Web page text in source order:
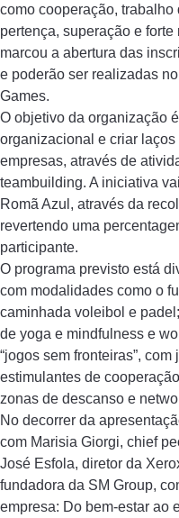
como cooperação,
pertença, superação e
marcou a abertura das
e poderão ser realizadas
Games.
O objetivo da organização
organizacional e criar
empresas, através de
teambuilding. A iniciativa
Romã Azul, através da
revertendo uma
participante.
O programa previsto está
com modalidades como o
caminhada voleibol e
de yoga e mindfulness e
“jogos sem fronteiras”,
estimulantes de
zonas de descanso e
No decorrer da
com Marisia Giorgi, chief
José Esfola, diretor da
fundadora da SM Group,
empresa: Do bem-estar ao